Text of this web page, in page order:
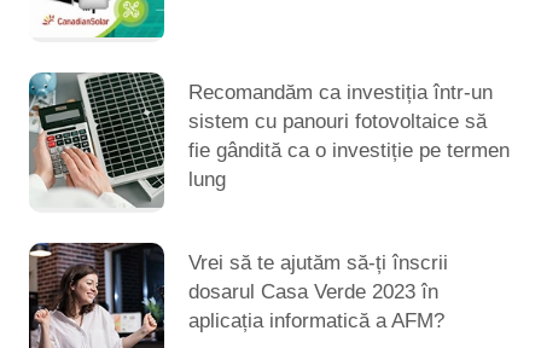
Recomandăm ca investiția într-un
sistem cu panouri fotovoltaice să
fie gândită ca o investiție pe termen
lung
Vrei să te ajutăm să-ți înscrii
dosarul Casa Verde 2023 în
aplicația informatică a AFM?